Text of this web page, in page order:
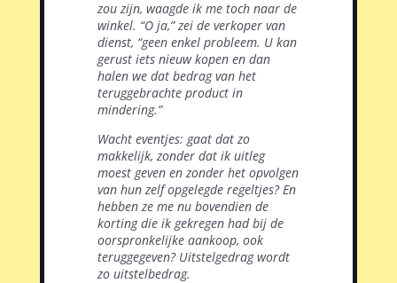
zou zijn, waagde ik me toch naar de
winkel. “O ja,” zei de verkoper van
dienst, “geen enkel probleem. U kan
gerust iets nieuw kopen en dan
halen we dat bedrag van het
teruggebrachte product in
mindering.”
Wacht eventjes: gaat dat zo
makkelijk, zonder dat ik uitleg
moest geven en zonder het opvolgen
van hun zelf opgelegde regeltjes? En
hebben ze me nu bovendien de
korting die ik gekregen had bij de
oorspronkelijke aankoop, ook
teruggegeven? Uitstelgedrag wordt
zo uitstelbedrag.